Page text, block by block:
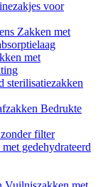
voor
Zakken met
met
sterilisatiezakken
Bedrukte
filter
gedehydrateerd